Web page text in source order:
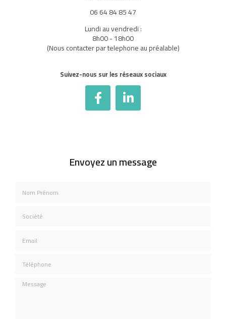
06 64 84 85 47
Lundi au vendredi :
8h00 - 18h00
(Nous contacter par telephone au préalable)
Suivez-nous sur les réseaux sociaux
Envoyez un message
Message